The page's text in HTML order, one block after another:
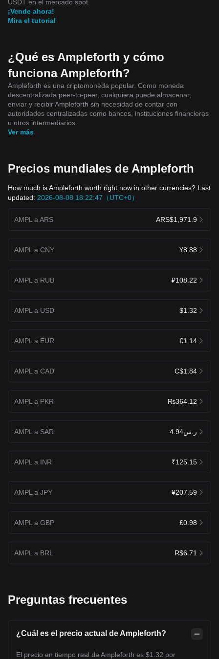
USDT en el mercado spot.
¡Vende ahora!
Mira el tutorial
¿Qué es Ampleforth y cómo
funciona Ampleforth?
Ampleforth es una criptomoneda popular. Como moneda
descentralizada peer-to-peer, cualquiera puede almacenar,
enviar y recibir Ampleforth sin necesidad de contar con
autoridades centralizadas como bancos, instituciones financieras
u otros intermediarios.
Ver más
Precios mundiales de Ampleforth
How much is Ampleforth worth right now in other currencies? Last
updated: 2026-08-08 18:22:47（UTC+0）
AMPL a ARS ARS$1,971.9
AMPL a CNY ¥8.88
AMPL a RUB ₽108.22
AMPL a USD $1.32
AMPL a EUR €1.14
AMPL a CAD C$1.84
AMPL a PKR ₨364.12
AMPL a SAR ر.س4.94
AMPL a INR ₹125.15
AMPL a JPY ¥207.59
AMPL a GBP £0.98
AMPL a BRL R$6.71
Preguntas frecuentes
¿Cuál es el precio actual de Ampleforth?
El precio en tiempo real de Ampleforth es $1.32 por